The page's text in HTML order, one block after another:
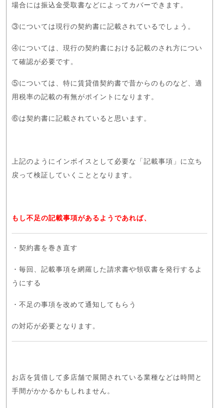
場合には振込金受取書などによってカバーできます。
③については現行の契約書に記載されているでしょう。
④については、現行の契約書における記載のされ方につい
て確認が必要です。
⑤については、特に賃貸借契約書で昔からのものなど、適
用税率の記載の有無がポイントになります。
⑥は契約書に記載されていると思います。
上記のようにインボイスとして必要な「記載事項」に立ち
戻って検証していくこととなります。
もし不足の記載事項があるようであれば、
・契約書を巻き直す
・毎回、記載事項を網羅した請求書や領収書を発行するよ
うにする
・不足の事項を改めて通知してもらう
の対応が必要となります。
お店を賃借して多店舗で展開されている業種などは時間と
手間がかかるかもしれません。